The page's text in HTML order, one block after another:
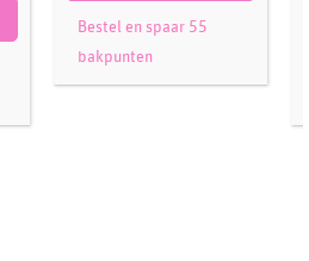
Bestel en spaar 55
bakpunten